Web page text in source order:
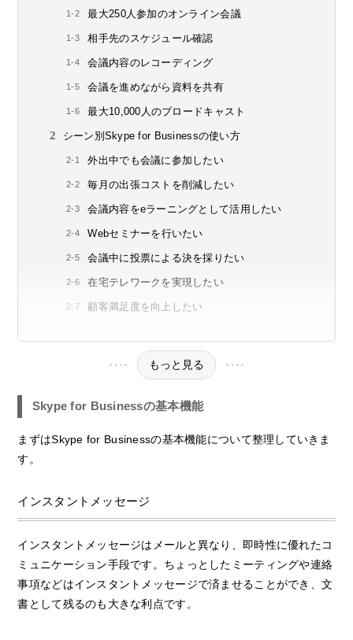
最大250人参加のオンライン会議
相手先のスケジュール確認
会議内容のレコーディング
会議を進めながら資料を共有
最大10,000人のブロードキャスト
シーン別Skype for Businessの使い方
外出中でも会議に参加したい
毎月の出張コストを削減したい
会議内容をeラーニングとして活用したい
Webセミナーを行いたい
会議中に投票による決を採りたい
在宅テレワークを実現したい
顧客満足度を向上したい
もっと見る
Skype for Businessの基本機能
まずはSkype for Businessの基本機能について整理していきま
す。
インスタントメッセージ
インスタントメッセージはメールと異なり、即時性に優れたコ
ミュニケーション手段です。ちょっとしたミーティングや連絡
事項などはインスタントメッセージで済ませることができ、文
書として残るのも大きな利点です。